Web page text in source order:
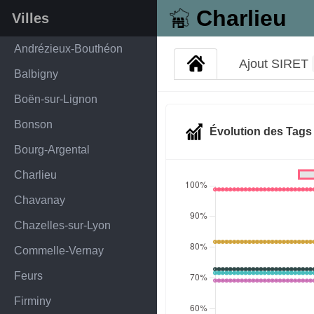
Charlieu
Villes
Andrézieux-Bouthéon
Balbigny
Boën-sur-Lignon
Bonson
Bourg-Argental
Charlieu
Chavanay
Chazelles-sur-Lyon
Commelle-Vernay
Feurs
Firminy
Ajout SIRET
Évolution des